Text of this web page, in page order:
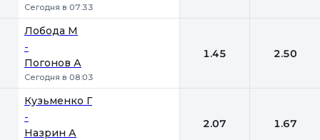
Сегодня в 07:33
Лобода М
-
Погонов А
Сегодня в 08:03
1.45 2.50
Кузьменко Г
-
Назрин А
2.07 1.67